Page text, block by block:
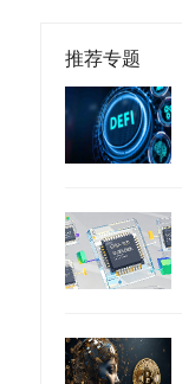
推荐专题